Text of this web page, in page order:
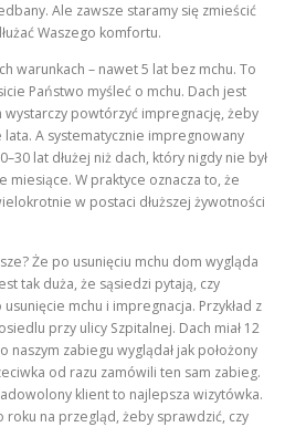
Ale zawsze staramy się zmieścić
Waszego komfortu.
warunkach – nawet 5 lat bez mchu. To
Państwo myśleć o mchu. Dach jest
wystarczy powtórzyć impregnację, żeby
A systematycznie impregnowany
lat dłużej niż dach, który nigdy nie był
miesiące. W praktyce oznacza to, że
w postaci dłuższej żywotności
Że po usunięciu mchu dom wygląda
tak duża, że sąsiedzi pytają, czy
mchu i impregnacja. Przykład z
przy ulicy Szpitalnej. Dach miał 12
naszym zabiegu wyglądał jak położony
od razu zamówili ten sam zabieg.
klient to najlepsza wizytówka.
roku na przegląd, żeby sprawdzić, czy